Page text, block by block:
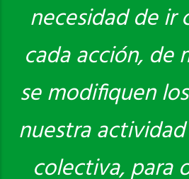
necesidad de ir
cada acción, de
se modifiquen
nuestra
colectiva, para